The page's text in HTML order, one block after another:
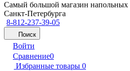
Самый большой магазин напольных
Санкт-Петербурга
8-812-237-39-05
Поиск
Войти
Сравнение0
Избранные товары 0